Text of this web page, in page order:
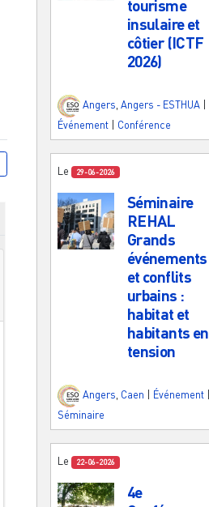
tourisme
insulaire et
côtier (ICTF
2026)
Angers Angers - ESTHUA
Événement
Conférence
Le 29-06-2026
Séminaire
REHAL
Grands
événements
et conflits
urbains :
habitat et
habitants en
tension
Angers, Caen Événement
Séminaire
Le 22-06-2026
4e